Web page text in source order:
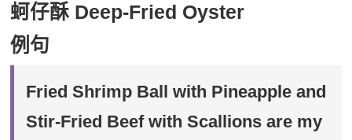
蚵仔酥 Deep-Fried Oyster
例句
Fried Shrimp Ball with Pineapple and
Stir-Fried Beef with Scallions are my